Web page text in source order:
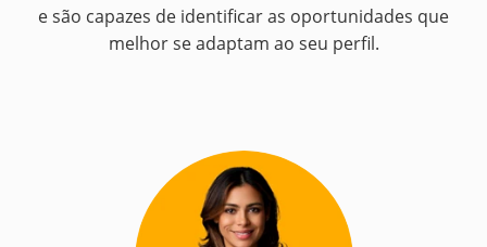
e são capazes de identificar as oportunidades que
melhor se adaptam ao seu perfil.